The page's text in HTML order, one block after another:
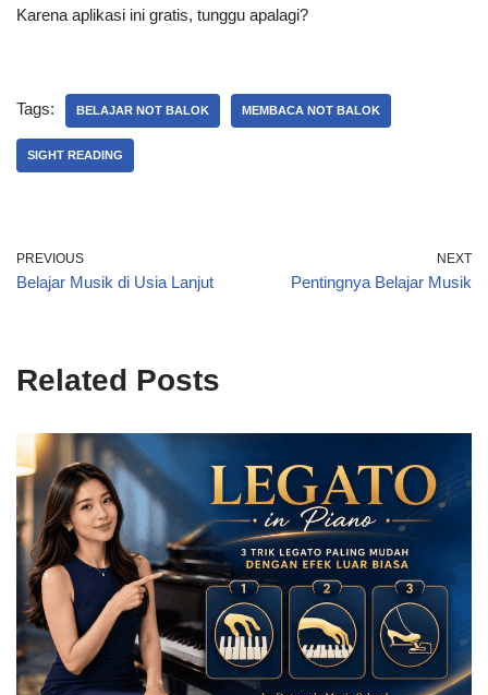
Karena aplikasi ini gratis, tunggu apalagi?
Tags: BELAJAR NOT BALOK MEMBACA NOT BALOK
SIGHT READING
PREVIOUS
Belajar Musik di Usia Lanjut
NEXT
Pentingnya Belajar Musik
Related Posts